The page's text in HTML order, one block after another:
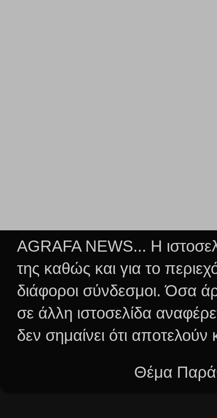
AGRAFA NEWS... Η
της καθώς και για το
διάφοροι σύνδεσμοι.Όσα
σε άλλη ιστοσελίδα
δεν σημαίνει ότι
Θέμα